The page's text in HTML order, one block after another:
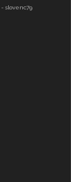
- slovenc79